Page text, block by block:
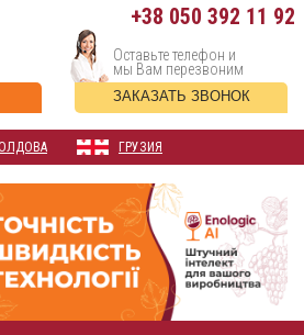
+38 050 392 11 92
Оставьте телефон и
мы Вам перезвоним
ЗАКАЗАТЬ ЗВОНОК
ГРУЗИЯ